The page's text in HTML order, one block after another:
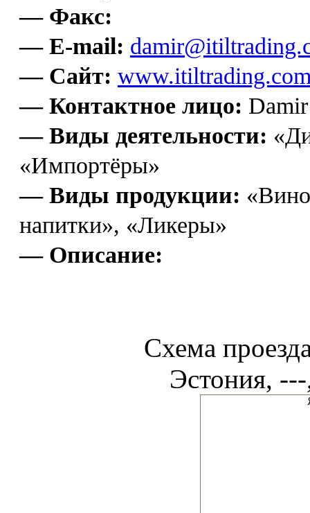
— Факс:
— E-mail:
— Сайт:
— Контактное лицо:
— Виды деятельности:
«Импортёры»
— Виды продукции:
напитки», «Ликеры»
— Описание:
Схема
Эстония,